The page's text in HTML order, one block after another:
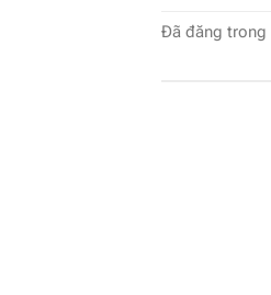
Đã đăng trong